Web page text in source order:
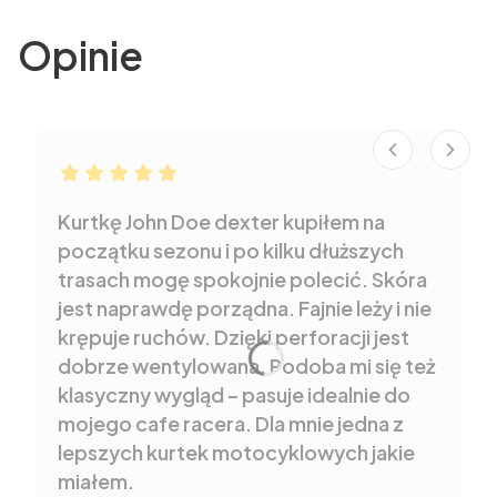
Opinie
Robert dał ocenę: 5
Kurtkę John Doe dexter kupiłem na
początku sezonu i po kilku dłuższych
trasach mogę spokojnie polecić. Skóra
jest naprawdę porządna. Fajnie leży i nie
krępuje ruchów. Dzięki perforacji jest
dobrze wentylowana. Podoba mi się też
klasyczny wygląd – pasuje idealnie do
mojego cafe racera. Dla mnie jedna z
lepszych kurtek motocyklowych jakie
miałem.